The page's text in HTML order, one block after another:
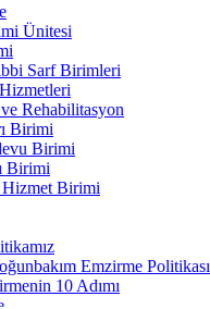
Ünitesi
Sarf Birimleri
Rehabilitasyon
Birimi
Birimi
Birimi
Hizmet Birimi
Emzirme Politikası
10 Adımı